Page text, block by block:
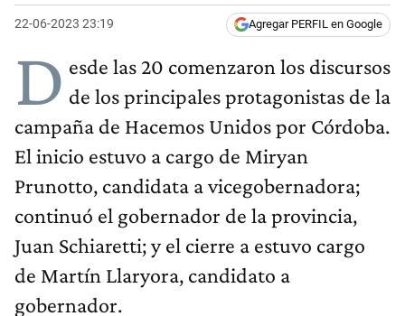
22-06-2023 23:19 Agregar PERFIL en Google
D esde las 20 comenzaron los discursos
de los principales protagonistas de la
campaña de Hacemos Unidos por Córdoba.
El inicio estuvo a cargo de Miryan
Prunotto, candidata a vicegobernadora;
continuó el gobernador de la provincia,
Juan Schiaretti; y el cierre a estuvo cargo
de Martín Llaryora, candidato a
gobernador.